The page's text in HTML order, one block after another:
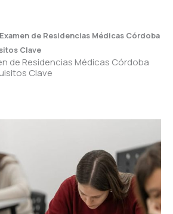
de Residencias Médicas Córdoba
Clave
de Residencias Médicas Córdoba
Clave